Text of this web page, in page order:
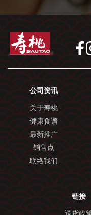
公司资讯
关于寿桃
健康食谱
最新推广
销售点
联络我们
链接